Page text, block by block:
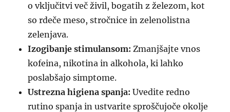
o vključitvi več živil, bogatih z železom, kot
so rdeče meso, stročnice in zelenolistna
zelenjava.
Izogibanje stimulansom: Zmanjšajte vnos
kofeina, nikotina in alkohola, ki lahko
poslabšajo simptome.
Ustrezna higiena spanja: Uvedite redno
rutino spanja in ustvarite sproščujoče okolje